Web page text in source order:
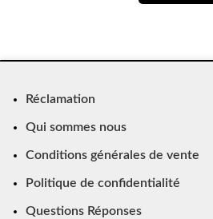
Réclamation
Qui sommes nous
Conditions générales de vente
Politique de confidentialité
Questions Réponses